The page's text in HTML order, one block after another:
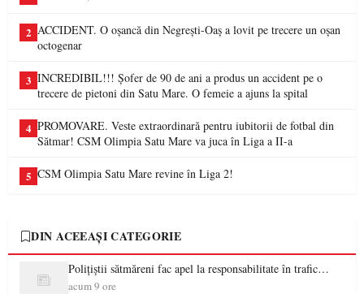
2 ACCIDENT. O oșancă din Negrești-Oaș a lovit pe trecere un oșan
octogenar
3 INCREDIBIL!!! Șofer de 90 de ani a produs un accident pe o
trecere de pietoni din Satu Mare. O femeie a ajuns la spital
4 PROMOVARE. Veste extraordinară pentru iubitorii de fotbal din
Sătmar! CSM Olimpia Satu Mare va juca în Liga a II-a
5 CSM Olimpia Satu Mare revine în Liga 2!
DIN ACEEAȘI CATEGORIE
Polițiștii sătmăreni fac apel la responsabilitate în trafic…
acum 9 ore